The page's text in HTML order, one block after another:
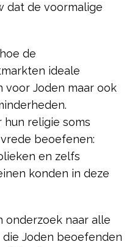
dat de voormalige
de
ideale
Joden maar ook
hun religie soms
beoefenen:
en zelfs
konden in deze
onderzoek naar alle
Joden beoefenden